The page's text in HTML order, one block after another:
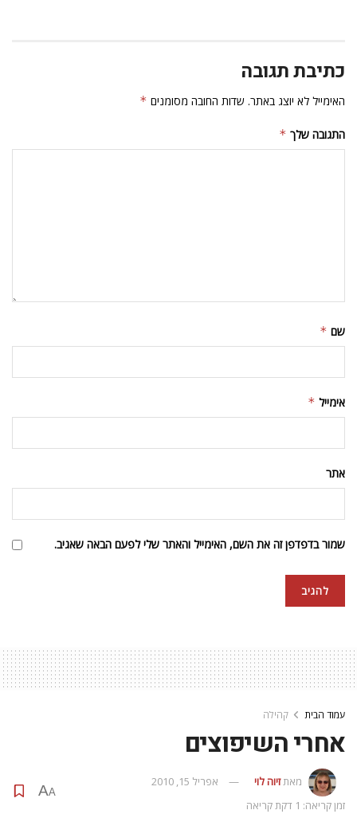
כתיבת תגובה
האימייל לא יוצג באתר. שדות החובה מסומנים *
התגובה שלך *
שם *
אימייל *
אתר
שמור בדפדפן זה את השם, האימייל והאתר שלי לפעם הבאה שאגיב.
עמוד הבית קהילה
אחרי השיפוצים
מאתזיוה לוי
אפריל 15, 2010
זמן קריאה: 1 דקת קריאה
A
A